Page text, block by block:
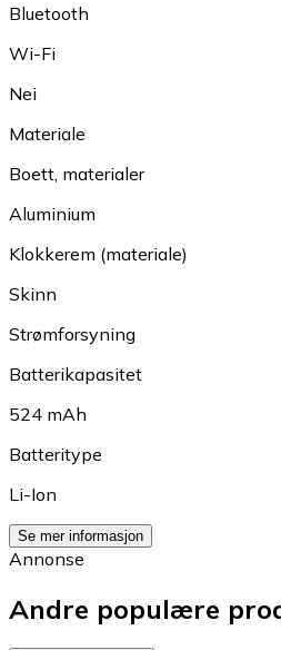
Bluetooth
Wi-Fi
Nei
Materiale
Boett, materialer
Aluminium
Klokkerem (materiale)
Skinn
Strømforsyning
Batterikapasitet
524 mAh
Batteritype
Li-Ion
Se mer informasjon
Annonse
Andre populære